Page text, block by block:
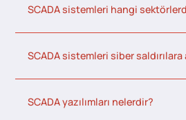
SCADA sistemleri hangi
SCADA sistemleri siber saldırılara
SCADA yazılımları nelerdir?